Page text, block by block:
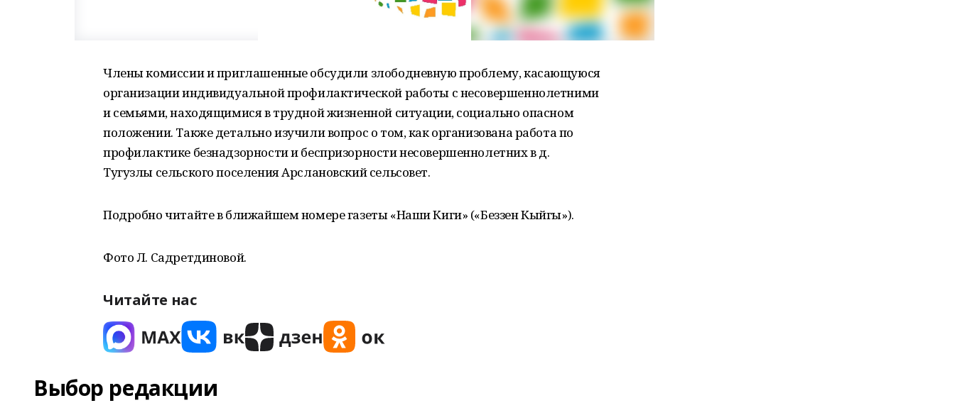
Члены комиссии и приглашенные обсудили злободневную проблему, касающуюся
организации индивидуальной профилактической работы с несовершеннолетними
и семьями, находящимися в трудной жизненной ситуации, социально опасном
положении. Также детально изучили вопрос о том, как организована работа по
профилактике безнадзорности и беспризорности несовершеннолетних в д.
Тугузлы сельского поселения Арслановский сельсовет.
Подробно читайте в ближайшем номере газеты «Наши Киги» («Беззен Кыйгы»).
Фото Л. Садретдиновой.
Читайте нас
Выбор редакции